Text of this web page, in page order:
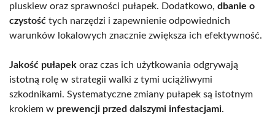
pluskiew oraz sprawności pułapek. Dodatkowo, dbanie o
czystość tych narzędzi i zapewnienie odpowiednich
warunków lokalowych znacznie zwiększa ich efektywność.
Jakość pułapek oraz czas ich użytkowania odgrywają
istotną rolę w strategii walki z tymi uciążliwymi
szkodnikami. Systematyczne zmiany pułapek są istotnym
krokiem w prewencji przed dalszymi infestacjami.